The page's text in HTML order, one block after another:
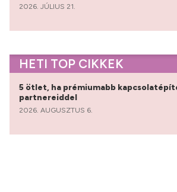
2026. JÚLIUS 21.
HETI TOP CIKKEK
5 ötlet, ha prémiumabb
partnereiddel
2026. AUGUSZTUS 6.